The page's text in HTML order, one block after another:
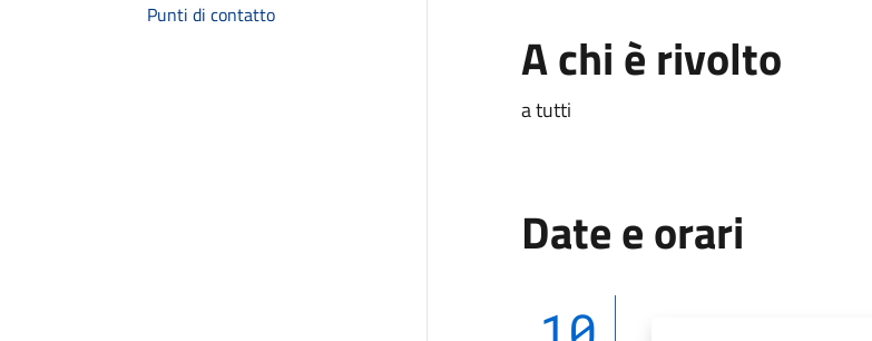
Punti di contatto
A chi è rivolto
a tutti
Date e orari